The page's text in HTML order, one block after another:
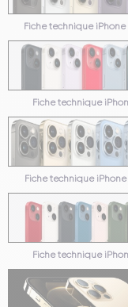
Fiche technique iPhone
Fiche technique
Fiche technique iPhone
Fiche technique